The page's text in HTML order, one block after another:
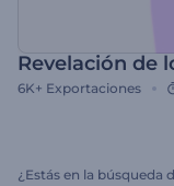
Revelación de
6K+ Exportaciones
¿Estás en la